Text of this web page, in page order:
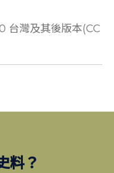
台灣及其後版本(CC
料？